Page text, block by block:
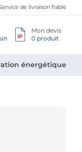
de livraison fiable
Mon devis
0 produit
énergétique